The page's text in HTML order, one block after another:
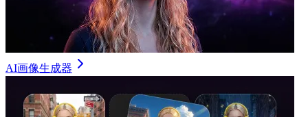
AI画像生成器